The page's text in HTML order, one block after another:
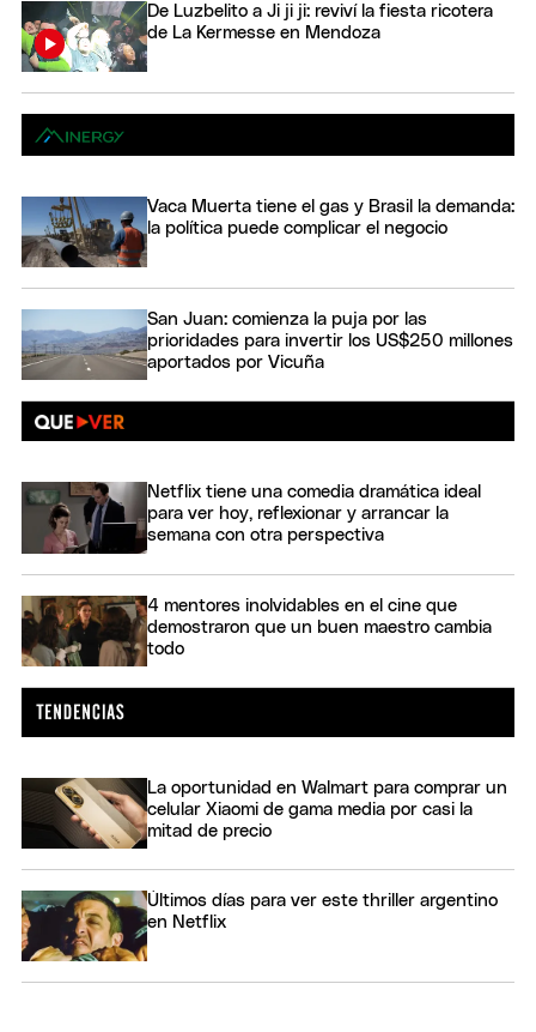
De Luzbelito a Ji ji ji: reviví la fiesta ricotera
de La Kermesse en Mendoza
Vaca Muerta tiene el gas y Brasil la demanda:
la política puede complicar el negocio
San Juan: comienza la puja por las
prioridades para invertir los US$250 millones
aportados por Vicuña
Netflix tiene una comedia dramática ideal
para ver hoy, reflexionar y arrancar la
semana con otra perspectiva
4 mentores inolvidables en el cine que
demostraron que un buen maestro cambia
todo
La oportunidad en Walmart para comprar un
celular Xiaomi de gama media por casi la
mitad de precio
Últimos días para ver este thriller argentino
en Netflix